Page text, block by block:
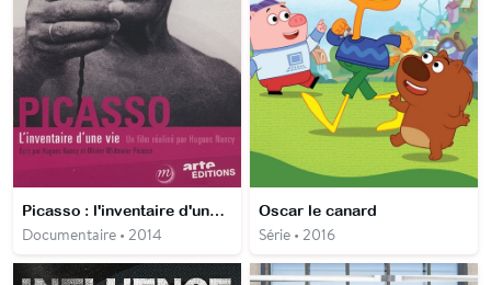
Picasso : l'inventaire d'une vie
Documentaire • 2014
Oscar le canard
Série • 2016